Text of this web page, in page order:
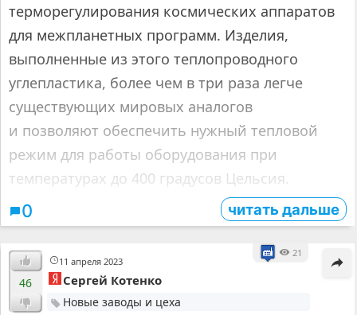
терморегулирования космических аппаратов
для межпланетных программ. Изделия,
выполненные из этого теплопроводного
углепластика, более чем в три раза легче
существующих мировых аналогов
и позволяют обеспечить нужный тепловой
режим для работы оборудования при
температурах до 400 градусов Цельсия.
0 читать дальше
11 апреля 2023
21
46 Сергей Котенко
Новые заводы и цеха